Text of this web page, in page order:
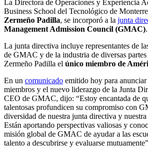
La Directora de Operaciones y Experiencia
Business School del Tecnológico de
Zermeño Padilla, se incorporó a la junta
Management Admission Council (GMAC).
La junta directiva incluye representantes de
de GMAC y de la industria de diversas
Zermeño Padilla el único miembro de
En un comunicado emitido hoy para
miembros y el nuevo liderazgo de la Junta
CEO de GMAC, dijo: “Estoy encantada de
talentosas profundicen su compromiso con
diversidad de nuestra junta directiva y
Están aportando perspectivas valiosas y
misión global de GMAC de ayudar a las
talento a descubrirse y evaluarse